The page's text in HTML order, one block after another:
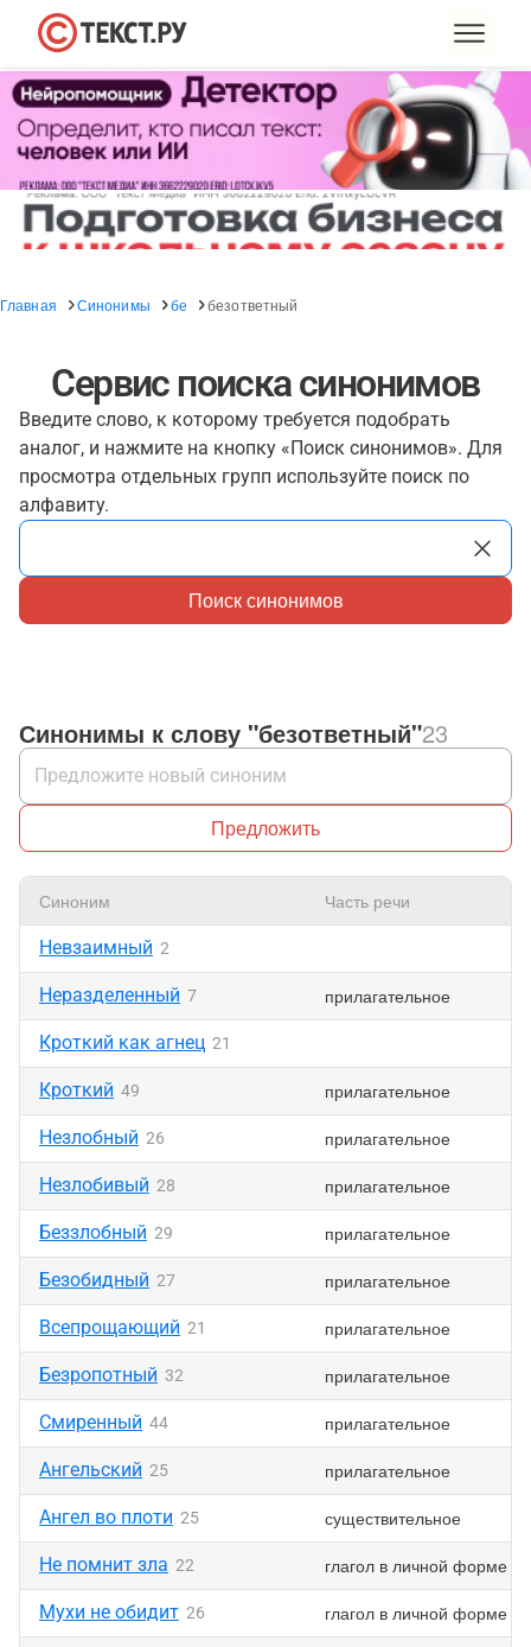
Главная Синонимы бе безответный
Сервис поиска синонимов
Введите слово, к которому требуется подобрать
аналог, и нажмите на кнопку «Поиск синонимов». Для
просмотра отдельных групп используйте поиск по
алфавиту.
Поиск синонимов
Синонимы к слову "безответный"23
Предложить
Синоним Часть речи
Невзаимный 2
Неразделенный 7 прилагательное
Кроткий как агнец 21
Кроткий 49 прилагательное
Незлобный 26 прилагательное
Незлобивый 28 прилагательное
Беззлобный 29 прилагательное
Безобидный 27 прилагательное
Всепрощающий 21 прилагательное
Безропотный 32 прилагательное
Смиренный 44 прилагательное
Ангельский 25 прилагательное
Ангел во плоти 25 существительное
Не помнит зла 22 глагол в личной форме
Мухи не обидит 26 глагол в личной форме